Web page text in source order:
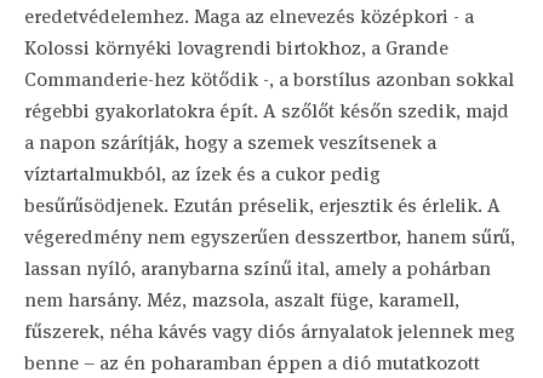
eredetvédelemhez. Maga az elnevezés középkori - a
Kolossi környéki lovagrendi birtokhoz, a Grande
Commanderie-hez kötődik -, a borstílus azonban sokkal
régebbi gyakorlatokra épít. A szőlőt későn szedik, majd
a napon szárítják, hogy a szemek veszítsenek a
víztartalmukból, az ízek és a cukor pedig
besűrűsödjenek. Ezután préselik, erjesztik és érlelik. A
végeredmény nem egyszerűen desszertbor, hanem sűrű,
lassan nyíló, aranybarna színű ital, amely a pohárban
nem harsány. Méz, mazsola, aszalt füge, karamell,
fűszerek, néha kávés vagy diós árnyalatok jelennek meg
benne – az én poharamban éppen a dió mutatkozott